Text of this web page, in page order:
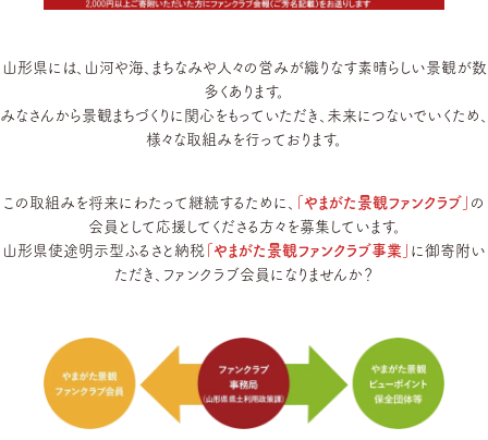
新着イベント 景観物語とは
見る
Instagramフォトイベント
Promotion Movie
学ぶ
広告景観コンテスト
景観探険まちあるき
つなぐ
交流イベント
サポーター感謝状
アクセス
ビューポイントMAP
モデルコース
アイテム
位置図PDF
パンフレット
景観資産
眺望景観資産
山形県には、山河や海、まちなみや人々の営みが織りなす素晴らしい景観が数
多くあります。
みなさんから景観まちづくりに関心をもっていただき、未来につないでいくため、
様々な取組みを行っております。
この取組みを将来にわたって継続するために、 「やまがた景観ファンクラブ」 の
会員として応援してくださる方々を募集しています。
山形県使途明示型ふるさと納税 「やまがた景観ファンクラブ事業」 に御寄附い
ただき、ファンクラブ会員になりませんか？